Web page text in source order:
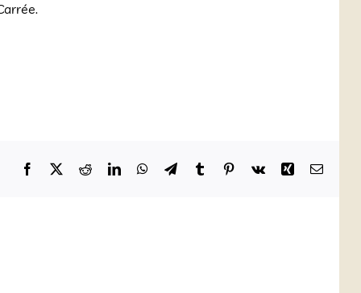
Facebook RedditLinkedInWhatsApp
TelegramTumblr Pinterest
Vk Xing Email